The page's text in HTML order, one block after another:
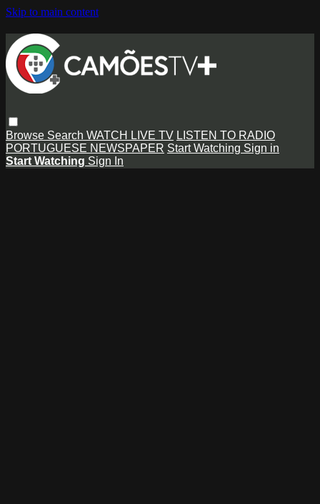
Skip to main content
Browse Search WATCH LIVE TV LISTEN TO RADIO
PORTUGUESE NEWSPAPER Start Watching Sign in
Start Watching Sign In